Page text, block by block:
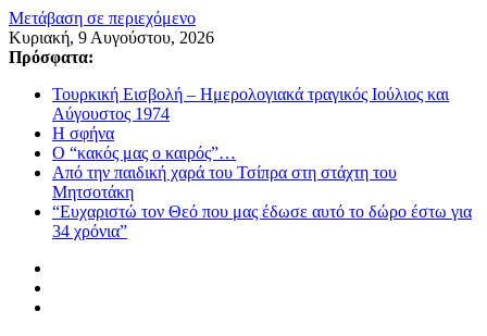
Μετάβαση σε περιεχόμενο
Κυριακή, 9 Αυγούστου, 2026
Πρόσφατα:
Τουρκική Εισβολή – Ημερολογιακά τραγικός Ιούλιος και
Αύγουστος 1974
Η σφήνα
Ο “κακός μας ο καιρός”…
Από την παιδική χαρά του Τσίπρα στη στάχτη του
Μητσοτάκη
“Ευχαριστώ τον Θεό που μας έδωσε αυτό το δώρο έστω για
34 χρόνια”